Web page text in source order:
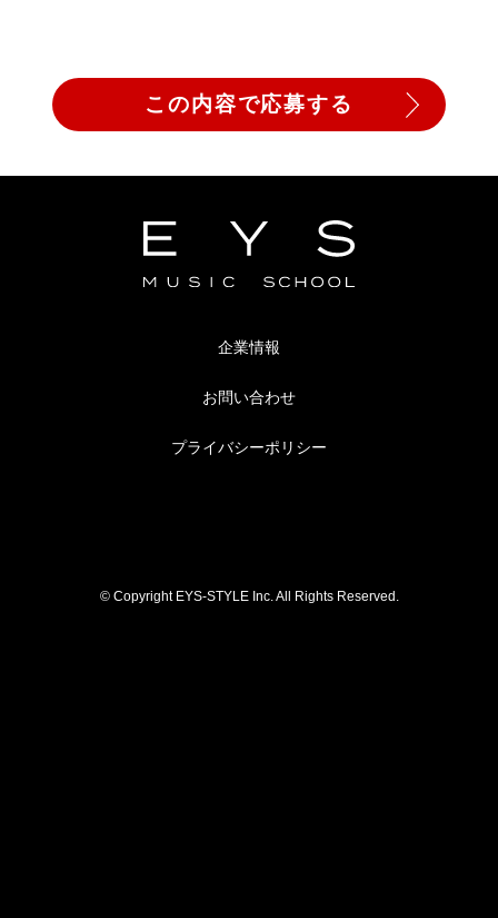
企業情報
お問い合わせ
プライバシーポリシー
© Copyright EYS-STYLE Inc. All Rights Reserved.